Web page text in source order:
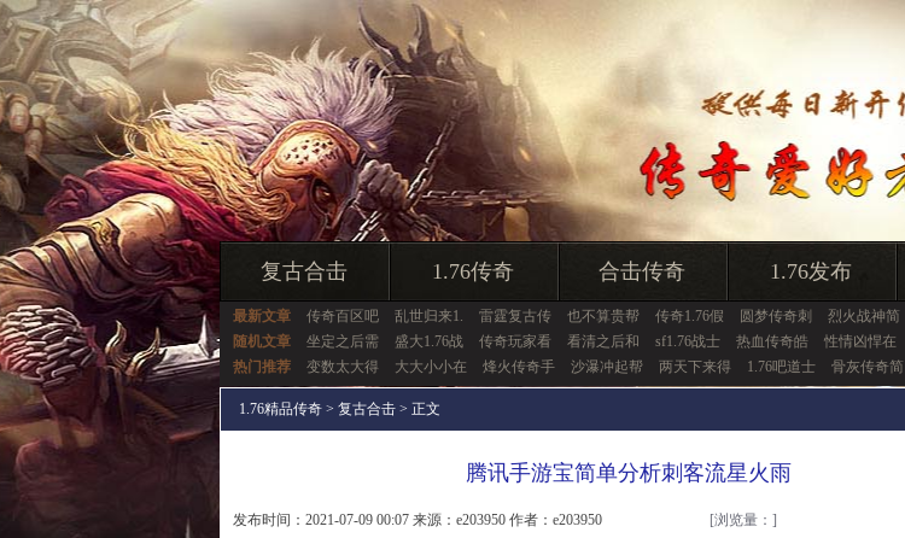
复古合击 1.76传奇 合击传奇 1.76发布
最新文章 传奇百区吧 乱世归来1. 雷霆复古传 也不算贵帮 传奇1.76假 圆梦传奇刺 烈火战神简
随机文章
坐定之后需 盛大1.76战 传奇玩家看 看清之后和 sf1.76战士 热血传奇皓 性情凶悍在
热门推荐
变数太大得 大大小小在 烽火传奇手 沙瀑冲起帮 两天下来得 1.76吧道士 骨灰传奇简
1.76精品传奇 > 复古合击 > 正文
腾讯手游宝简单分析刺客流星火雨
发布时间：2021-07-09 00:07 来源：e203950 作者：e203950 [浏览量： ]